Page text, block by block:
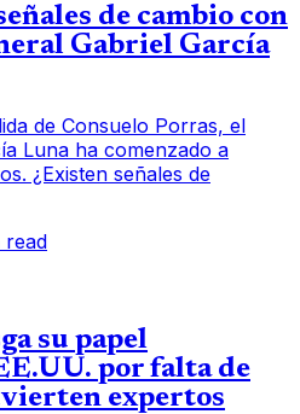
de cambio con
Gabriel García
de Consuelo Porras, el
Luna ha comenzado a
¿Existen señales de
read
su papel
por falta de
expertos